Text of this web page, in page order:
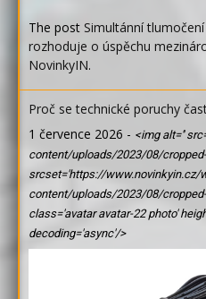
The post Simultánní
rozhoduje o úspěchu
NovinkyIN.
Proč se technické poruchy
1 července 2026 - <img alt=''
content/uploads/2023/08/
srcset='https://www.novinkyin.cz/
content/uploads/2023/08/
class='avatar avatar-22 photo'
decoding='async'/>